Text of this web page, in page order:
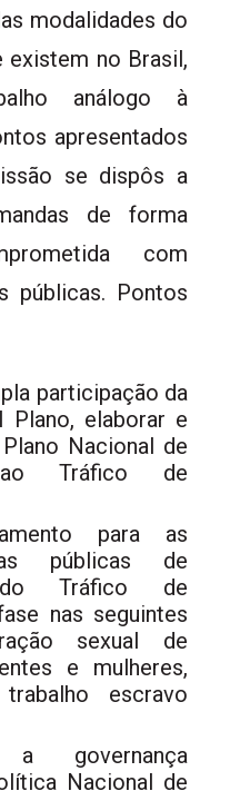
modalidades do
no Brasil,
análogo à
apresentados
se dispôs a
de forma
com
públicas. Pontos
participação da
Plano, elaborar e
Nacional de
ao Tráfico de
para as
públicas de
do Tráfico de
nas seguintes
sexual de
e mulheres,
escravo
a governança
Nacional de